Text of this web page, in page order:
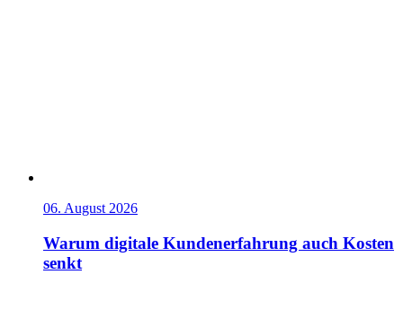
06. August 2026
Warum digitale Kundenerfahrung auch Kosten
senkt